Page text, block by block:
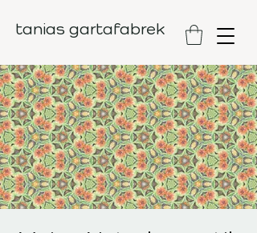
tanias gartafabrek